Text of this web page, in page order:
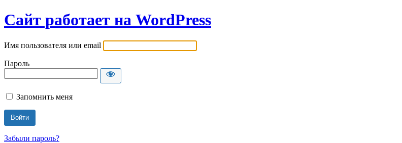
Сайт работает на WordPress
Имя пользователя или email
Пароль
Запомнить меня
Забыли пароль?